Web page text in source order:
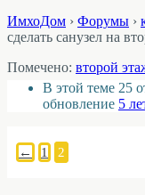
ИмхоДом › Форумы ›
сделать санузел на
Помечено: второй
В этой теме 25
обновление 5
← 1 2